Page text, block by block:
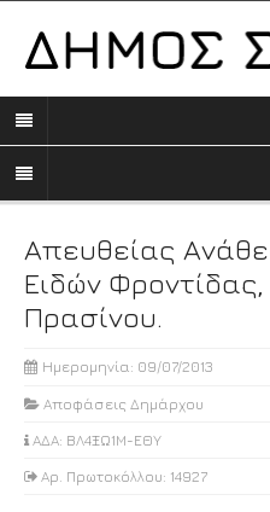
Απευθείας
Ειδών
Πρασίνου.
Ημερομηνία: 09/07/2013
Αποφάσεις Δημάρχου
ΑΔΑ: ΒΛ4ΞΩ1Μ-ΕΘΥ
Αρ. Πρωτοκόλλου: 14927